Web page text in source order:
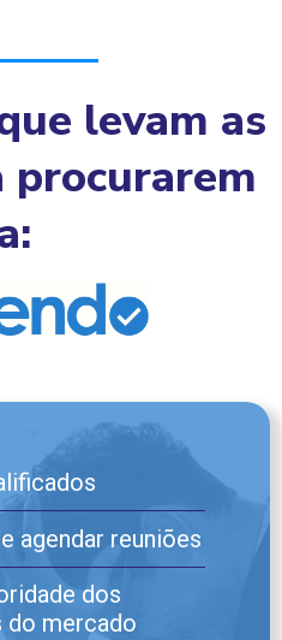
levam as
procurarem
agendar reuniões
dos
do mercado